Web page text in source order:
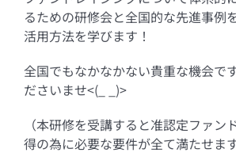
るための研修会と全国的な先進事例
活用方法を学びます！
全国でもなかなかない貴重な機会で
ださいませ<(_ _)>
（本研修を受講すると准認定ファン
得の為に必要な要件が全て満たせます